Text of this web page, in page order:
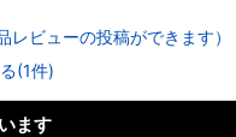
レビューの投稿ができます）
(1件)
ます